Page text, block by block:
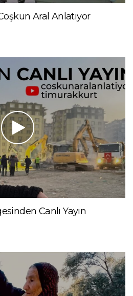
Aral Anlatıyor
Canlı Yayın